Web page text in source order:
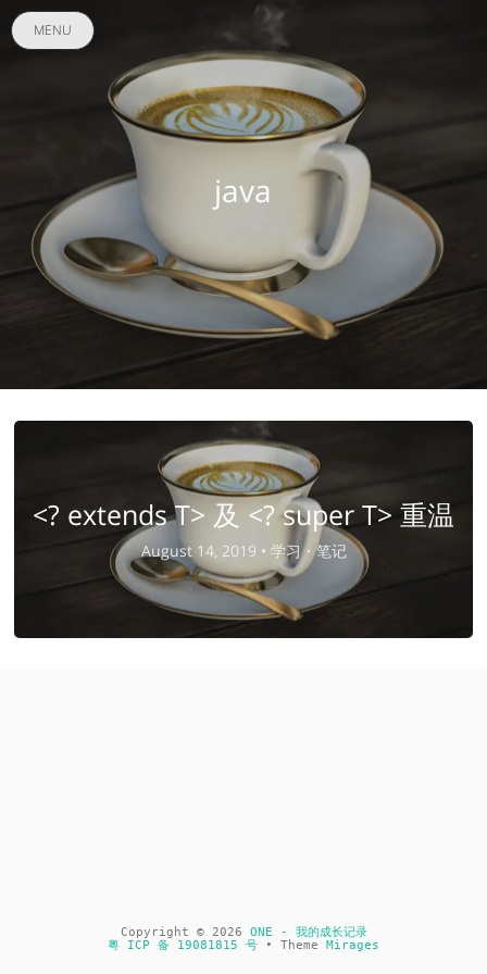
MENU
java
<? extends T> 及 <? super T> 重温
August 14, 2019 • 学习・笔记
Copyright © 2026 ONE - 我的成长记录
粤 ICP 备 19081815 号 • Theme Mirages